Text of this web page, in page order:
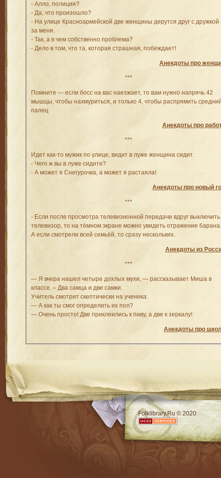
- Алло, полиция?
- Да, что произошло?
- На улице Красноармейской две женщины дерутся друг с дружкой
за меня.
- Так, а в чем собственно проблема?
- Дело в том, что та, которая страшная, побеждает!
Анекдоты про
***
Помните — если босс на вас наезжает, то вам нужно напрячь 42
мышцы, чтобы нахмуриться, и только 4, чтобы распрямить
палец
Анекдоты про
***
Идет как-то мужик по улице, видит в луже женщина сидит.
- Чего ж вы в луже сидите?
- А может я Снегурочка, а может я растаяла!
Анекдоты про новый
***
- Если после просмотра телевизионной передачи вдруг выключить
телевизор, то на тёмном экране можно увидеть отражение барана.
А если смотрели всей семьёй, то сразу нескольких.
Анекдоты из
***
— Я вчера нашел четыре дохлых мухи, — рассказывает Миша в
классе. – Два самца и две самки.
Учитель смотрит скептически на ученика:
— А как ты смог определить их пол?
— Очень просто! Две приклеились к пиву, а две к зеркалу!
Анекдоты про
Folklibrary.Ru © 2020
RSS